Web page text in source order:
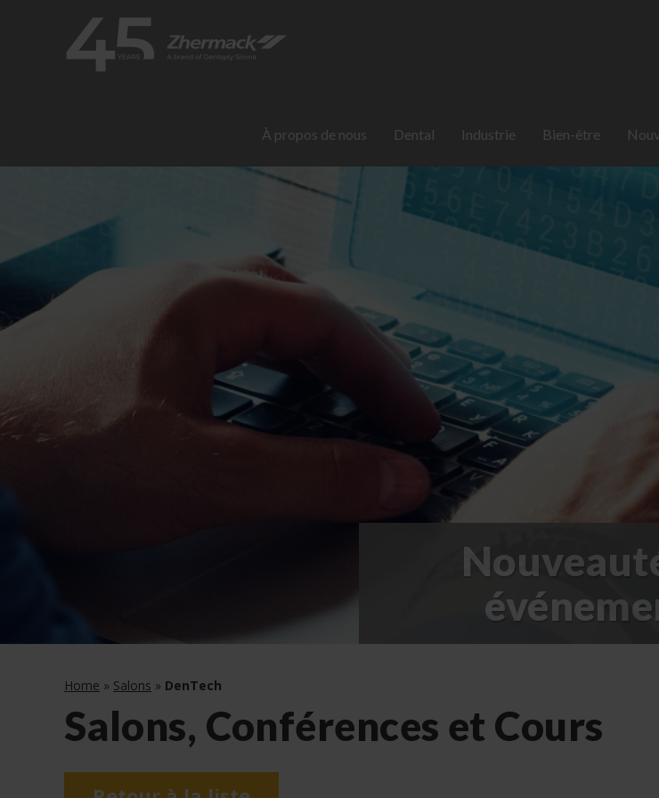
À propos de nous Dental Industrie Bien-être
Home » Salons » DenTech
Salons, Conférences et Cours